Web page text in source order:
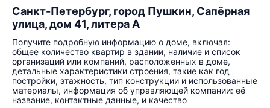
Санкт-Петербург, город Пушкин, Сапёрная
улица, дом 41, литера А
Получите подробную информацию о доме, включая:
общее количество квартир в здании, наличие и список
организаций или компаний, расположенных в доме,
детальные характеристики строения, такие как год
постройки, этажность, тип конструкции и использованные
материалы, информация об управляющей компании: её
название, контактные данные, и качество